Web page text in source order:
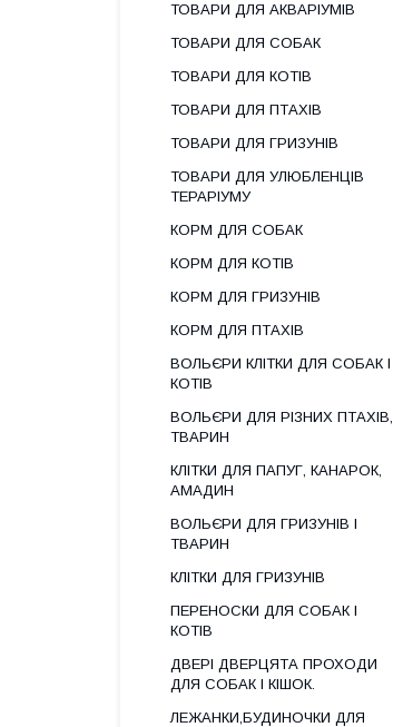
ТОВАРИ ДЛЯ АКВАРІУМІВ
ТОВАРИ ДЛЯ СОБАК
ТОВАРИ ДЛЯ КОТІВ
ТОВАРИ ДЛЯ ПТАХІВ
ТОВАРИ ДЛЯ ГРИЗУНІВ
ТОВАРИ ДЛЯ УЛЮБЛЕНЦІВ
ТЕРАРІУМУ
КОРМ ДЛЯ СОБАК
КОРМ ДЛЯ КОТІВ
КОРМ ДЛЯ ГРИЗУНІВ
КОРМ ДЛЯ ПТАХІВ
ВОЛЬЄРИ КЛІТКИ ДЛЯ СОБАК І
КОТІВ
ВОЛЬЄРИ ДЛЯ РІЗНИХ ПТАХІВ,
ТВАРИН
КЛІТКИ ДЛЯ ПАПУГ, КАНАРОК,
АМАДИН
ВОЛЬЄРИ ДЛЯ ГРИЗУНІВ І
ТВАРИН
КЛІТКИ ДЛЯ ГРИЗУНІВ
ПЕРЕНОСКИ ДЛЯ СОБАК І
КОТІВ
ДВЕРІ ДВЕРЦЯТА ПРОХОДИ
ДЛЯ СОБАК І КІШОК.
ЛЕЖАНКИ,БУДИНОЧКИ ДЛЯ